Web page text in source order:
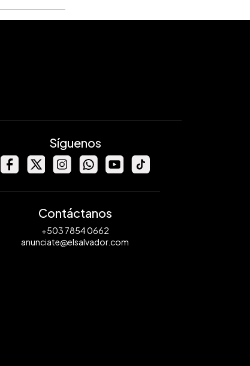
Síguenos
Contáctanos
+503 7854 0662
anunciate@elsalvador.com